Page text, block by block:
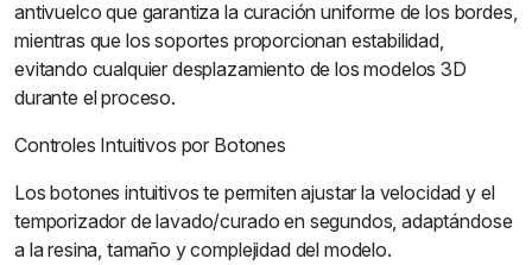
antivuelco que garantiza la curación uniforme de los bordes,
mientras que los soportes proporcionan estabilidad,
evitando cualquier desplazamiento de los modelos 3D
durante el proceso.
Controles Intuitivos por Botones
Los botones intuitivos te permiten ajustar la velocidad y el
temporizador de lavado/curado en segundos, adaptándose
a la resina, tamaño y complejidad del modelo.